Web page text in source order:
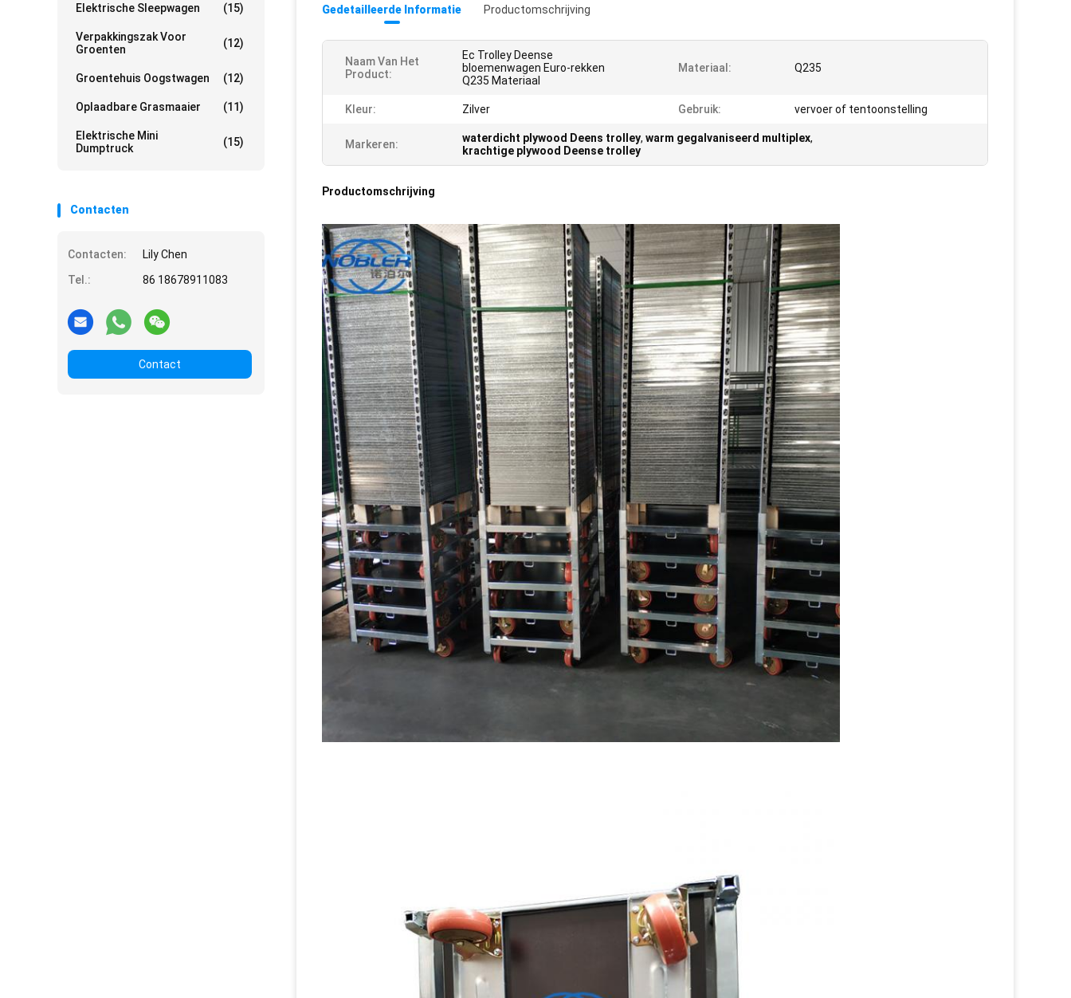
Elektrische Sleepwagen (15)
Verpakkingszak Voor
Groenten
(12)
Groentehuis Oogstwagen (12)
Oplaadbare Grasmaaier (11)
Elektrische Mini
Dumptruck
(15)
Contacten
Contacten:
Lily Chen
Tel.:
86 18678911083
Contact
Gedetailleerde Informatie Productomschrijving
Naam Van Het
Product:
Ec Trolley Deense
bloemenwagen Euro-rekken
Q235 Materiaal
Materiaal: Q235
Kleur: Zilver Gebruik: vervoer of tentoonstelling
Markeren: waterdicht plywood Deens trolley, warm gegalvaniseerd multiplex,
krachtige plywood Deense trolley
Productomschrijving